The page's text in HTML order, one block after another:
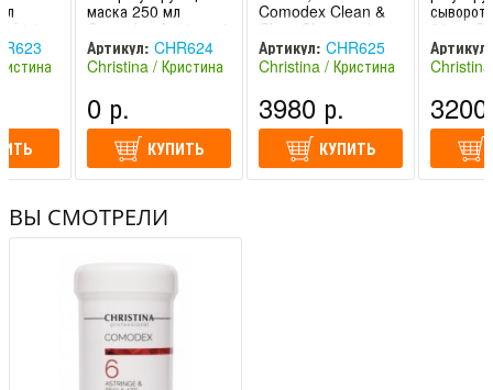
&
маска 250 мл
Comodex Astringe &
Regulate Mask |
Christin
Артикул: CHR624
Christina / Кристина
0 р.
КУПИТЬ
Comodex Clean &
Clear Cleanser |
Christina
Артикул: CHR625
Christina / Кристина
3980 р.
КУПИТЬ
50 мл
Day
Артикул:
ВЫ СМОТРЕЛИ